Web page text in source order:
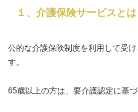
１、介護保険サービスとは
公的な介護保険制度を利用して受
す。
65歳以上の方は、要介護認定に基づ